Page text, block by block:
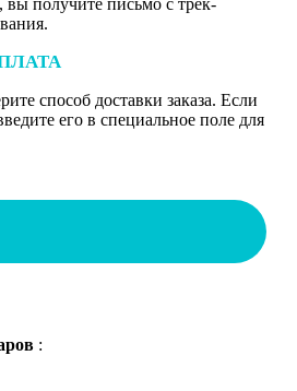
способ доставки заказа. Если
его в специальное поле для
: